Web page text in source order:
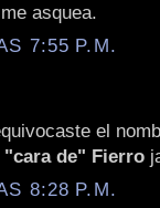
asquea.
7:55 P.M.
el
de" Fierro
8:28 P.M.